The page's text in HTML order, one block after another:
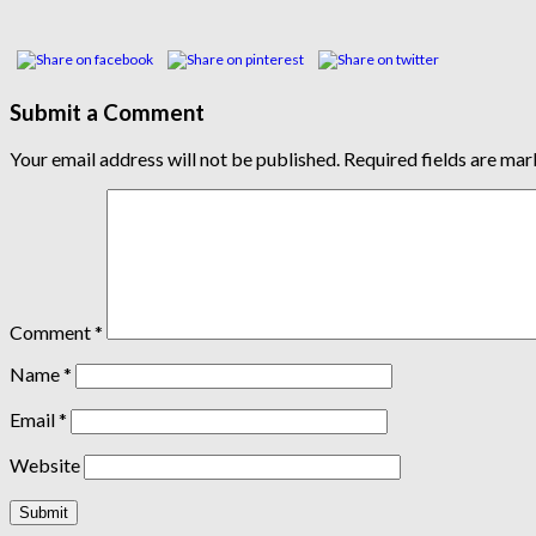
Submit a Comment
Your email address will not be published. Required fields are
Comment*
Name*
Email*
Website